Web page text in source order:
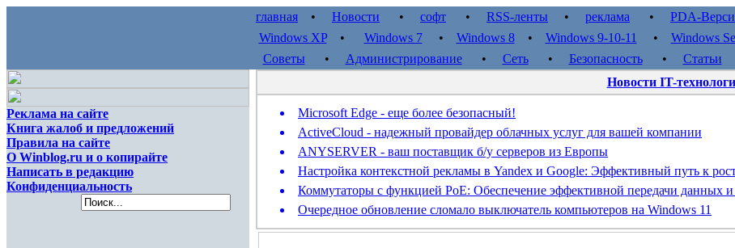
главная • Новости • софт • RSS-ленты • реклама • PDA-
Windows XP• Windows 7• Windows 8• Windows 9-10-11 • Windows
Советы • Администрирование• Сеть• Безопасность• Статьи
Реклама на сайте
Книга жалоб и предложений
Правила на сайте
О Winblog.ru и о копирайте
Написать в редакцию
Конфиденциальность
Новости IT-
Microsoft Edge - еще более безопасный!
ActiveCloud - надежный провайдер облачных услуг для вашей компании
ANYSERVER - ваш поставщик б/у серверов из Европы
Настройка контекстной рекламы в Yandex и Google: Эффективный путь к
Коммутаторы с функцией PoE: Обеспечение эффективной передачи данных
Очередное обновление сломало выключатель компьютеров на Windows 11